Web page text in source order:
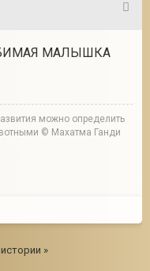
МАЛЫШКА
можно определить
© Махатма Ганди
»